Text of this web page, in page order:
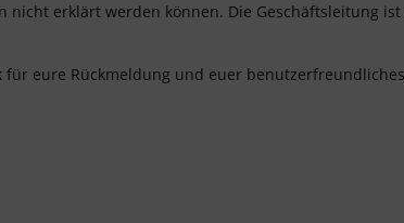
nicht erklärt werden können. Die Geschäftsleitung
für eure Rückmeldung und euer